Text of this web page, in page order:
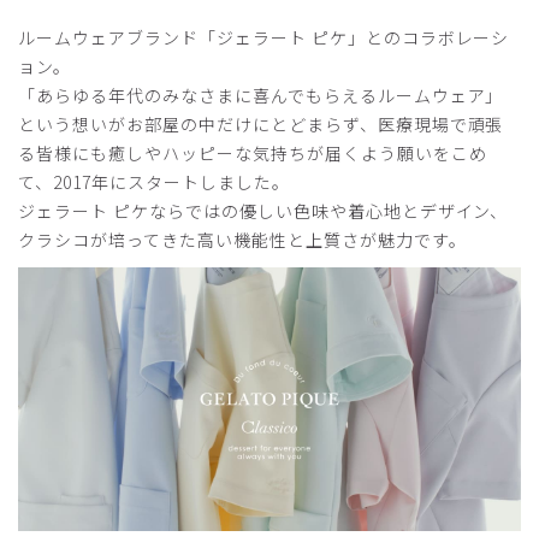
SOL様
購入確認済み
年齢:40代 身長:161-165cm 体重:51-55kg
動きやすい
サイズも丁度良く、生地もサラサラしてストレッチがきいて
いるので、とても動きやすいです。
613ジェラート ピケ&クラシコ 白衣:レイヤース
リーブトップス/ホワイト×ライトブルー/M
役に立った 0
ルームウェアブランド「ジェラート ピケ」とのコラボレーシ
ョン。
「あらゆる年代のみなさまに喜んでもらえるルームウェア」
という想いがお部屋の中だけにとどまらず、医療現場で頑張
る皆様にも癒しやハッピーな気持ちが届くよう願いをこめ
て、2017年にスタートしました。
ジェラート ピケならではの優しい色味や着心地とデザイン、
クラシコが培ってきた高い機能性と上質さが魅力です。